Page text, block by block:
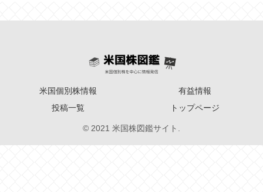
米国個別株情報
有益情報
投稿一覧
トップページ
© 2021 米国株図鑑サイト.